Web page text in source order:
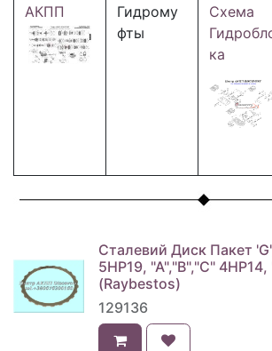
АКПП
Гидрому
фты
Схема
ка
Сталевий Диск Пакет
5HP19, "A","B","C"
(Raybestos)
129136